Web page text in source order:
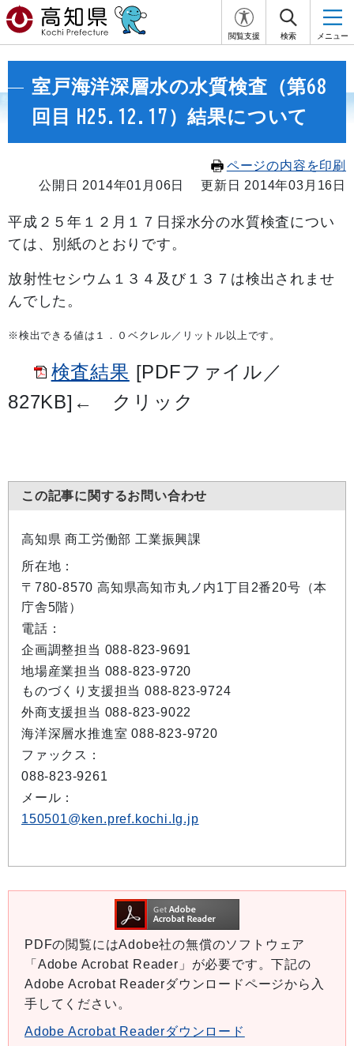
閲覧支援 検索 メニュー
室戸海洋深層水の水質検査（第68
回目 H25.12.17）結果について
ページの内容を印刷
公開日 2014年01月06日
更新日 2014年03月16日
平成２５年１２ 月１７日採水分の水質検査につい
ては、別紙のとおりです。
放射性セシウム１３４及び１３７は検出されませ
んでした。
※検出できる値は１．０ベクレル／リットル以上です。
検査結果 [PDFファイル／
827KB] ← クリック
この記事に関するお問い合わせ
高知県 商工労働部 工業振興課
所在地：
〒780-8570 高知県高知市丸ノ内1丁目2番20号（本
庁舎5階）
電話：
企画調整担当 088-823-9691
地場産業担当 088-823-9720
ものづくり支援担当 088-823-9724
外商支援担当 088-823-9022
海洋深層水推進室 088-823-9720
ファックス：
088-823-9261
メール：
150501@ken.pref.kochi.lg.jp
PDFの閲覧にはAdobe社の無償のソフトウェア
「Adobe Acrobat Reader」が必要です。下記の
Adobe Acrobat Readerダウンロードページから入
手してください。
Adobe Acrobat Readerダウンロード